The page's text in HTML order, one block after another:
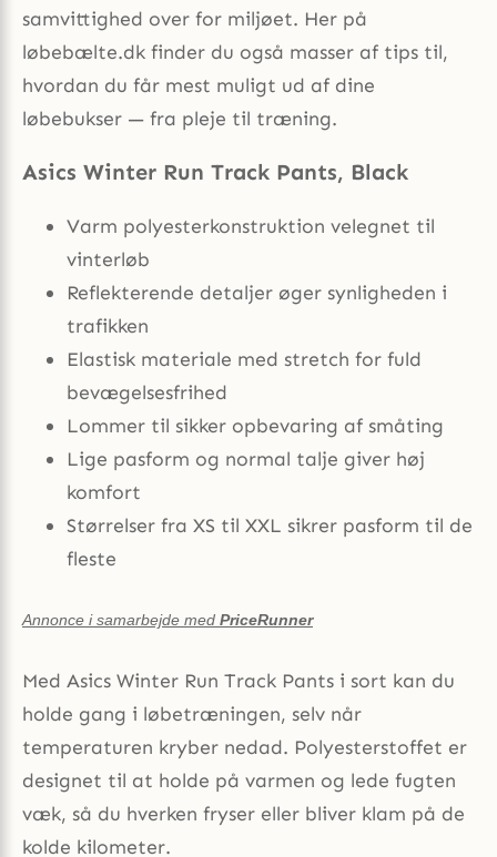
samvittighed over for miljøet. Her på
løbebælte.dk finder du også masser af tips til,
hvordan du får mest muligt ud af dine
løbebukser — fra pleje til træning.
Asics Winter Run Track Pants, Black
Varm polyesterkonstruktion velegnet til
vinterløb
Reflekterende detaljer øger synligheden i
trafikken
Elastisk materiale med stretch for fuld
bevægelsesfrihed
Lommer til sikker opbevaring af småting
Lige pasform og normal talje giver høj
komfort
Størrelser fra XS til XXL sikrer pasform til de
fleste
Annonce i samarbejde med PriceRunner
Med Asics Winter Run Track Pants i sort kan du
holde gang i løbetræningen, selv når
temperaturen kryber nedad. Polyesterstoffet er
designet til at holde på varmen og lede fugten
væk, så du hverken fryser eller bliver klam på de
kolde kilometer.